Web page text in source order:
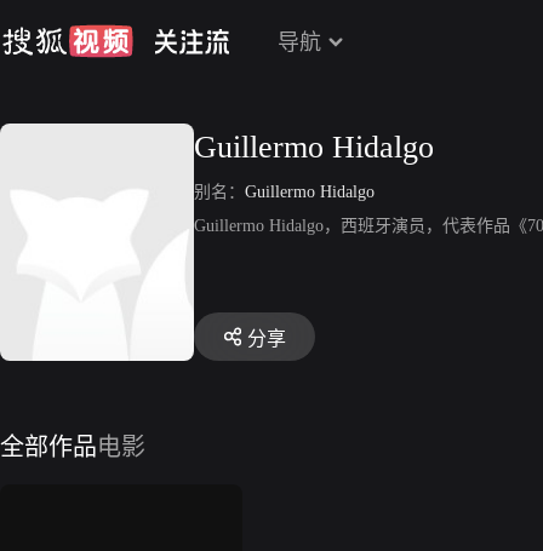
导航
Guillermo Hidalgo
别名： Guillermo Hidalgo
Guillermo Hidalgo，西班牙演员，代表作品《
分享
全部作品电影